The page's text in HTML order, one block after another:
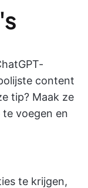
content
tip? Maak ze
voegen en
te krijgen,